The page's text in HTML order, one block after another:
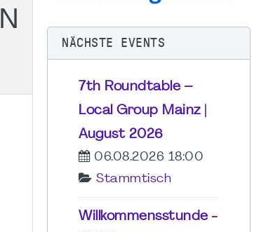
NÄCHSTE EVENTS
7th Roundtable –
Local Group Mainz |
August 2026
06.08.2026 18:00
Stammtisch
Willkommensstunde -